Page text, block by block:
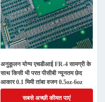
अनुकूलन योग्य एचडीआई FR-4 सामग्री के
साथ किसी भी परत पीसीबी न्यूनतम छेद
आकार 0.1 मिमी तांबा वजन 0.5oz-6oz
सबसे अच्छी कीमत पाएं